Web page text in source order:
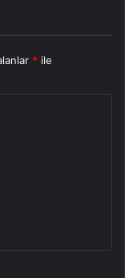
* ile